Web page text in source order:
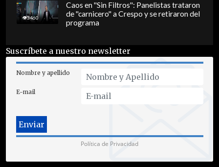
3460
Caos en "Sin Filtros": Panelistas trataron
de "carnicero" a Crespo y se retiraron del
programa
Suscríbete a nuestro newsletter
Nombre y apellido
E-mail
Política de Privacidad